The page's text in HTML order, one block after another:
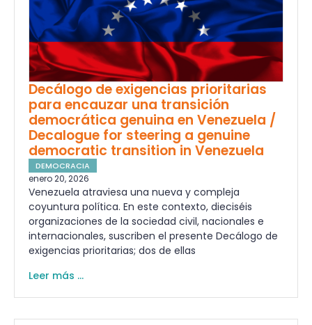
Decálogo de exigencias prioritarias
para encauzar una transición
democrática genuina en Venezuela /
Decalogue for steering a genuine
democratic transition in Venezuela
DEMOCRACIA
enero 20, 2026
Venezuela atraviesa una nueva y compleja
coyuntura política. En este contexto, dieciséis
organizaciones de la sociedad civil, nacionales e
internacionales, suscriben el presente Decálogo de
exigencias prioritarias; dos de ellas
Leer más ...